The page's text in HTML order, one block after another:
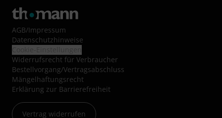
AGB/Impressum
Datenschutzhinweise
Widerrufsrecht für Verbraucher
Bestellvorgang/Vertragsabschluss
Mängelhaftungsrecht
Erklärung zur Barrierefreiheit
Vertrag widerrufen